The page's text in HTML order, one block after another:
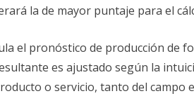
la de mayor puntaje para el
el pronóstico de producción de
es ajustado según la
o servicio, tanto del campo